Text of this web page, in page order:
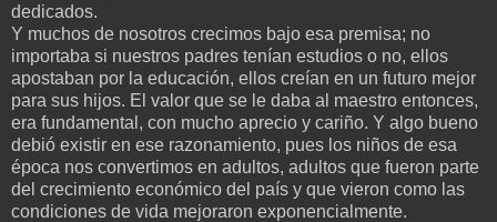
dedicados.
Y muchos de nosotros crecimos bajo esa premisa; no
importaba si nuestros padres tenían estudios o no, ellos
apostaban por la educación, ellos creían en un futuro mejor
para sus hijos. El valor que se le daba al maestro entonces,
era fundamental, con mucho aprecio y cariño. Y algo bueno
debió existir en ese razonamiento, pues los niños de esa
época nos convertimos en adultos, adultos que fueron parte
del crecimiento económico del país y que vieron como las
condiciones de vida mejoraron exponencialmente.